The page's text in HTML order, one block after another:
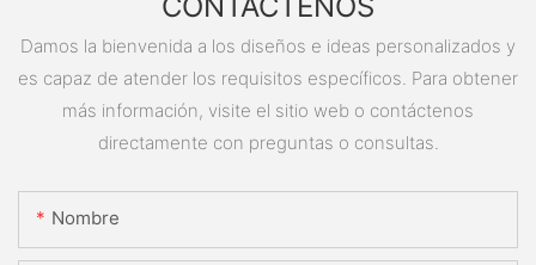
Damos la bienvenida a los diseños e ideas personalizados y
es capaz de atender los requisitos específicos. Para obtener
más información, visite el sitio web o contáctenos
directamente con preguntas o consultas.
Nombre